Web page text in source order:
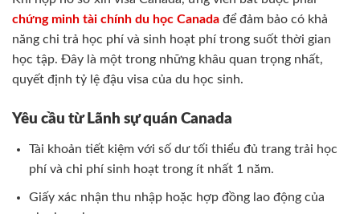
chứng minh tài chính du học Canada để đảm bảo có khả
năng chi trả học phí và sinh hoạt phí trong suốt thời gian
học tập. Đây là một trong những khâu quan trọng nhất,
quyết định tỷ lệ đậu visa của du học sinh.
Yêu cầu từ Lãnh sự quán Canada
Tài khoản tiết kiệm với số dư tối thiểu đủ trang trải học
phí và chi phí sinh hoạt trong ít nhất 1 năm.
Giấy xác nhận thu nhập hoặc hợp đồng lao động của